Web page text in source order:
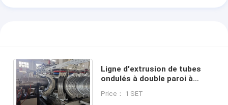
Ligne d'extrusion de tubes
ondulés à double paroi à
HV 940 et vis 38crmoaia
Price： 1 SET